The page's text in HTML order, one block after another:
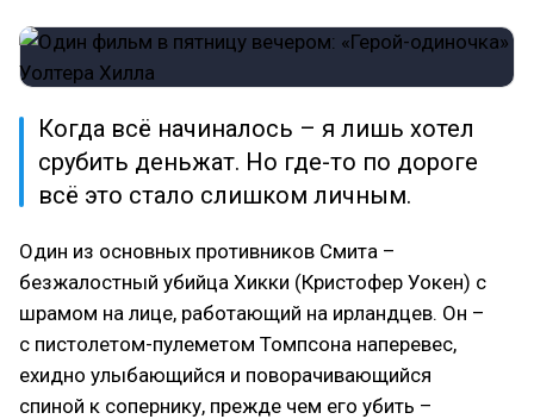
Когда всё начиналось – я лишь хотел
срубить деньжат. Но где-то по дороге
всё это стало слишком личным.
Один из основных противников Смита –
безжалостный убийца Хикки (Кристофер Уокен) с
шрамом на лице, работающий на ирландцев. Он –
с пистолетом-пулеметом Томпсона наперевес,
ехидно улыбающийся и поворачивающийся
спиной к сопернику, прежде чем его убить –